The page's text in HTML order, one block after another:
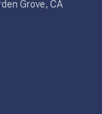
Grove, CA